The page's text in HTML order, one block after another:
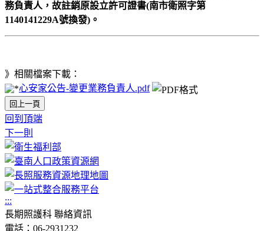
務負責人，故註銷原設立許可證書(南市衛照字第
1140141229A號換發)。
》相關檔案下載：
心安家公告-變更業務負責人.pdf
回上一頁
回到頂端
下一則
:::
長期照護科 聯絡資訊
電話：06-2931232